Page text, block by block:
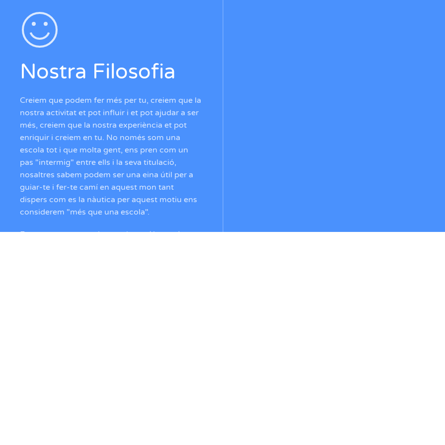
Nostra Filosofia
Creiem que podem fer més per tu, creiem que la
nostra activitat et pot influir i et pot ajudar a ser
més, creiem que la nostra experiència et pot
enriquir i creiem en tu. No només som una
escola tot i que molta gent, ens pren com un
pas "intermig" entre ells i la seva titulació,
nosaltres sabem podem ser una eina útil per a
guiar-te i fer-te camí en aquest mon tant
dispers com es la nàutica per aquest motiu ens
considerem "més que una escola".
Et recomanem que si ens vols conèixer més,